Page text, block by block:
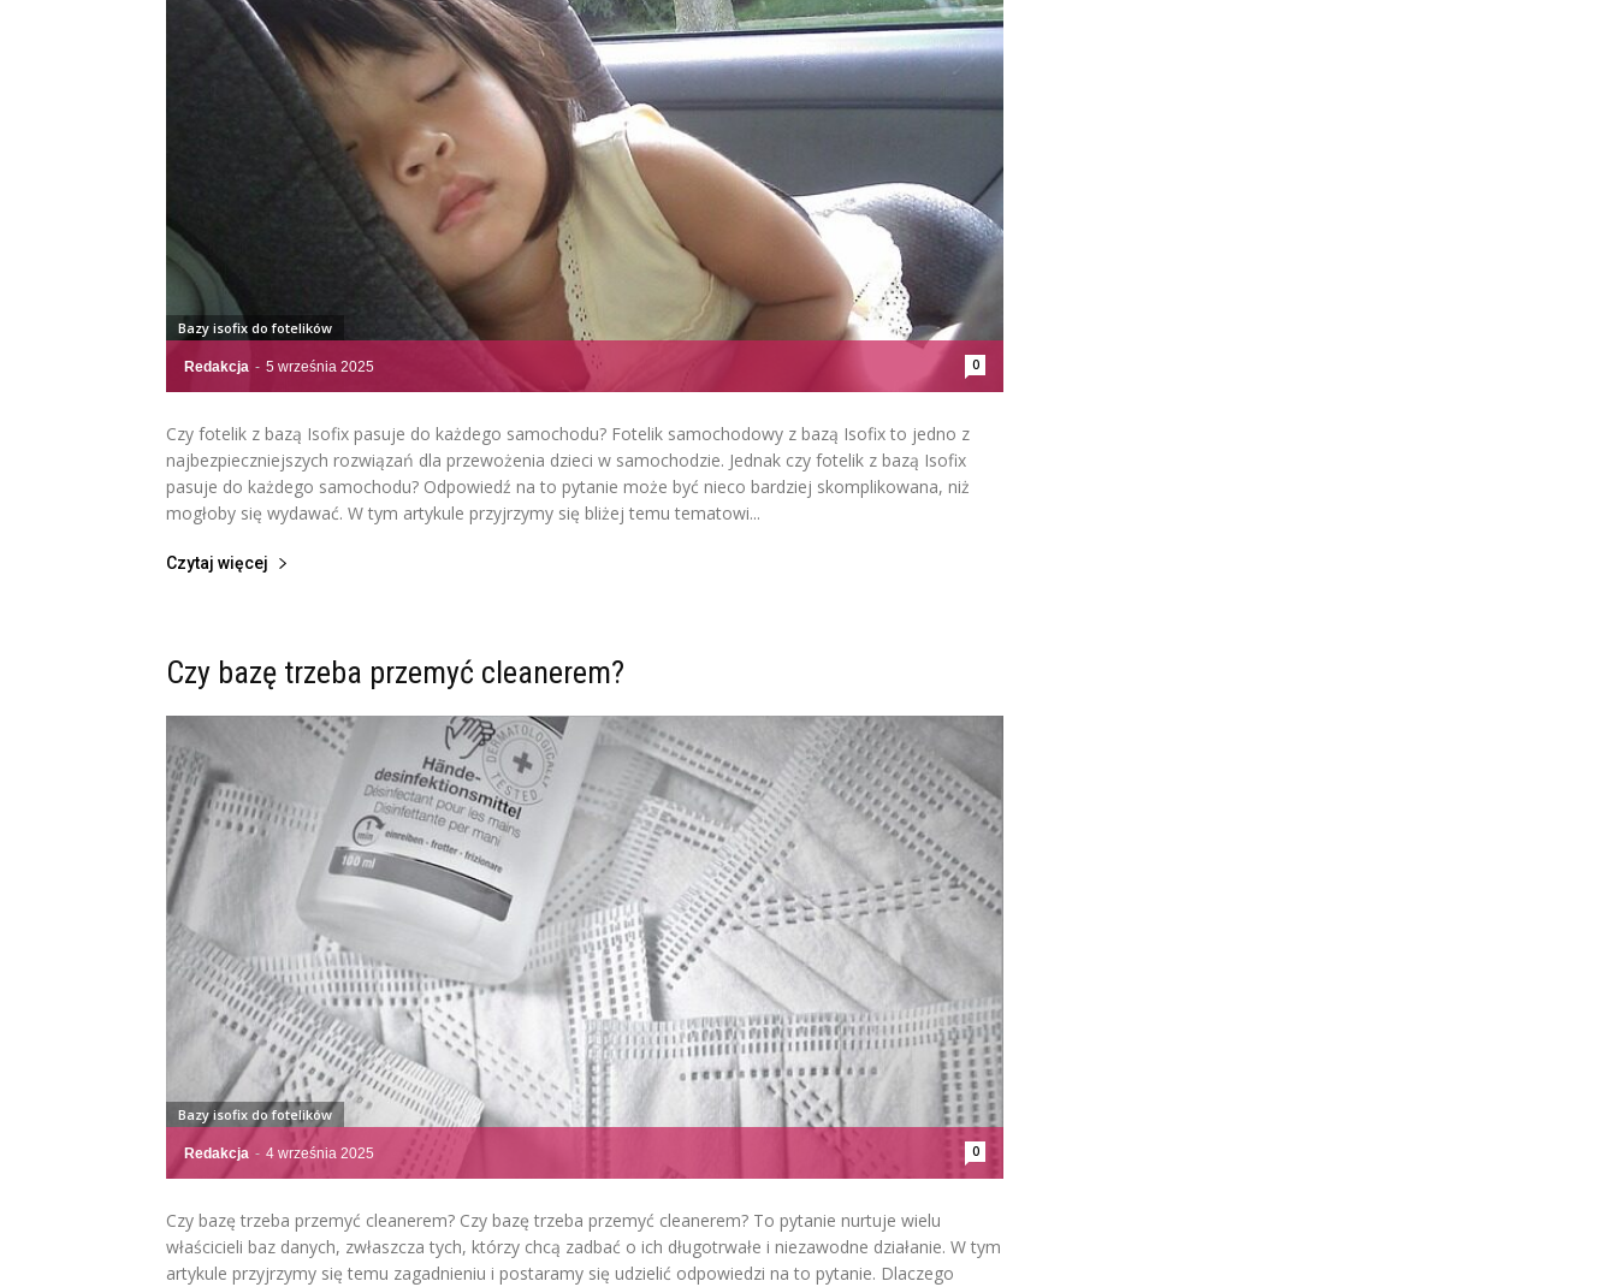
Redakcja - 5 września 2025 0
Bazy isofix do fotelików
Czy fotelik z bazą Isofix pasuje do każdego samochodu? Fotelik samochodowy z bazą Isofix to jedno z
najbezpieczniejszych rozwiązań dla przewożenia dzieci w samochodzie. Jednak czy fotelik z bazą Isofix
pasuje do każdego samochodu? Odpowiedź na to pytanie może być nieco bardziej skomplikowana, niż
mogłoby się wydawać. W tym artykule przyjrzymy się bliżej temu tematowi...
Czytaj więcej
Czy bazę trzeba przemyć cleanerem?
Redakcja - 4 września 2025 0
Bazy isofix do fotelików
Czy bazę trzeba przemyć cleanerem? Czy bazę trzeba przemyć cleanerem? To pytanie nurtuje wielu
właścicieli baz danych, zwłaszcza tych, którzy chcą zadbać o ich długotrwałe i niezawodne działanie. W tym
artykule przyjrzymy się temu zagadnieniu i postaramy się udzielić odpowiedzi na to pytanie. Dlaczego